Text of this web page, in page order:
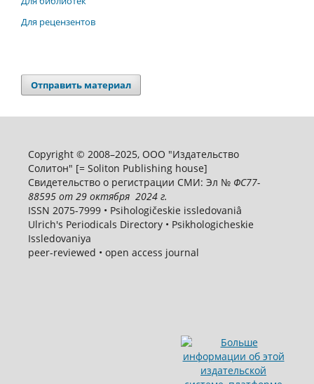
Для рецензентов
Отправить материал
Copyright © 2008–2025, ООО "Издательство
Солитон" [= Soliton Publishing house]
Свидетельство о регистрации СМИ: Эл № ФС77-
88595от 29 октября 2024 г.
ISSN 2075-7999 • Psihologičeskie issledovaniâ
Ulrich's Periodicals Directory • Psikhologicheskie
Issledovaniya
peer-reviewed • open access journal